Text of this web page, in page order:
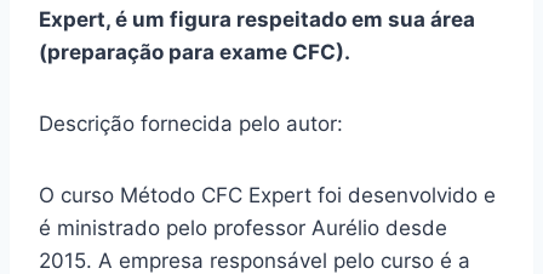
Expert, é um figura respeitado em sua área
(preparação para exame CFC).
Descrição fornecida pelo autor:
O curso Método CFC Expert foi desenvolvido e
é ministrado pelo professor Aurélio desde
2015. A empresa responsável pelo curso é a